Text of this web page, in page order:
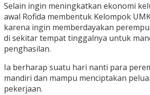
Selain ingin meningkatkan ekonomi
awal Rofida membentuk Kelompok
karena ingin memberdayakan
di sekitar tempat tinggalnya untuk
penghasilan.
Ia berharap suatu hari nanti para
mandiri dan mampu menciptakan
pekerjaan.